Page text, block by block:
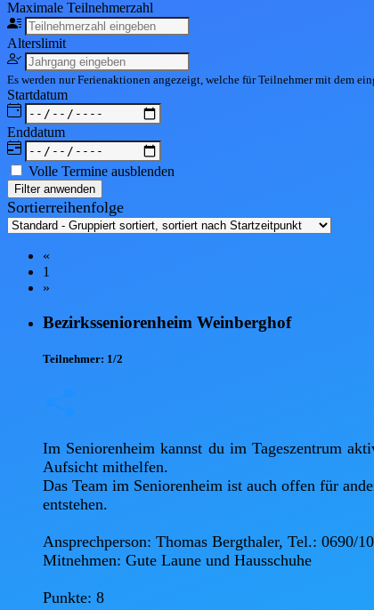
Maximale Teilnehmerzahl
Alterslimit
Es werden nur Ferienaktionen angezeigt, welche für Teilnehmer mit dem
Startdatum
Enddatum
Volle Termine ausblenden
Filter anwenden
Sortierreihenfolge
«
1
»
Bezirksseniorenheim Weinberghof
Teilnehmer: 1/2
Im Seniorenheim kannst du im Tageszentrum
Aufsicht mithelfen.
Das Team im Seniorenheim ist auch offen für
entstehen.
Ansprechperson: Thomas Bergthaler, Tel.: 0690/
Mitnehmen: Gute Laune und Hausschuhe
Punkte: 8